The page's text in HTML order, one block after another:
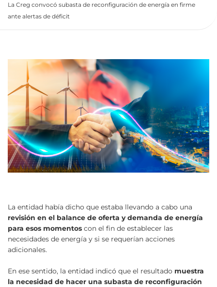
La Creg convocó subasta de reconfiguración de energía en firme
ante alertas de déficit
La entidad había dicho que estaba llevando a cabo una
revisión en el balance de oferta y demanda de energía
para esos momentos con el fin de establecer las
necesidades de energía y si se requerían acciones
adicionales.
En ese sentido, la entidad indicó que el resultado muestra
la necesidad de hacer una subasta de reconfiguración